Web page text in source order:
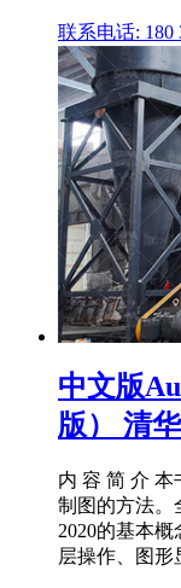
联系电话: 180
中文版
版） 清
内 容 简 介 本
制图的方法。
2020的基本
层操作、图形